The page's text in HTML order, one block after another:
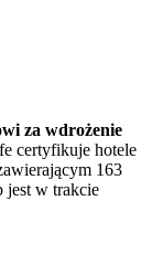
za wdrożenie
certyfikuje hotele
163
jest w trakcie